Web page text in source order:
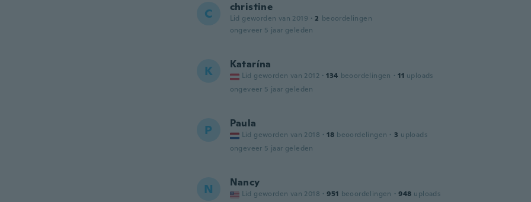
C christine
Lid geworden van 2019 · 2 beoordelingen
ongeveer 5 jaar geleden
K Katarína
Lid geworden van 2012 · 134 beoordelingen · 11 uploads
ongeveer 5 jaar geleden
P Paula
Lid geworden van 2018 · 18 beoordelingen · 3 uploads
ongeveer 5 jaar geleden
N Nancy
Lid geworden van 2018 · 951 beoordelingen · 948 uploads